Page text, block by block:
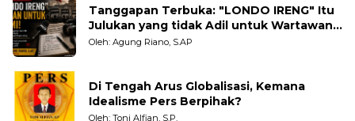
Tanggapan Terbuka: "LONDO IRENG" Itu
Julukan yang tidak Adil untuk Wartawan,
Pengamat dan LSM
Oleh: Agung Riano, S.AP
Di Tengah Arus Globalisasi, Kemana
Idealisme Pers Berpihak?
Oleh: Toni Alfian, S.P.